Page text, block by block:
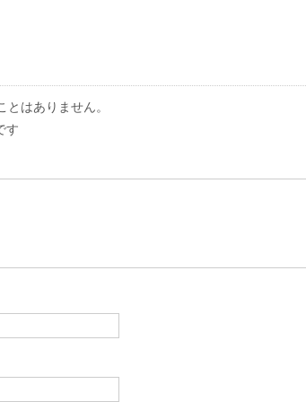
はありません。
す